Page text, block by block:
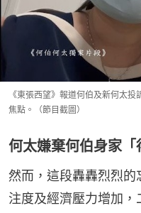
《東張西望》報道何伯及新何太
焦點。（節目截圖）
何太嫌棄何伯身家「
然而，這段轟轟烈烈的
注度及經濟壓力增加